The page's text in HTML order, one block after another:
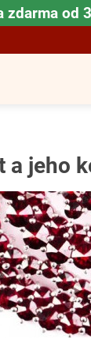
zdarma od
a jeho